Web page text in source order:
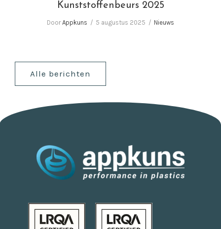
Kunststoffenbeurs 2025
DoorAppkuns 5 augustus 2025 Nieuws
Alle berichten